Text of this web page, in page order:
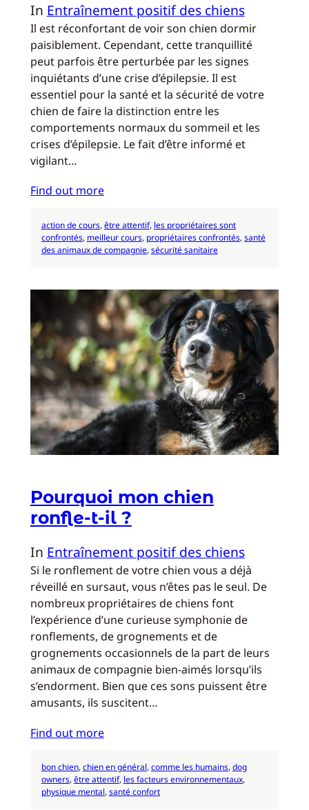
In Entraînement positif des chiens
Il est réconfortant de voir son chien dormir
paisiblement. Cependant, cette tranquillité
peut parfois être perturbée par les signes
inquiétants d’une crise d’épilepsie. Il est
essentiel pour la santé et la sécurité de votre
chien de faire la distinction entre les
comportements normaux du sommeil et les
crises d’épilepsie. Le fait d’être informé et
vigilant…
Find out more
action de cours, être attentif, les propriétaires sont
confrontés, meilleur cours, propriétaires confrontés, santé
des animaux de compagnie, sécurité sanitaire
Pourquoi mon chien
ronfle-t-il ?
In Entraînement positif des chiens
Si le ronflement de votre chien vous a déjà
réveillé en sursaut, vous n’êtes pas le seul. De
nombreux propriétaires de chiens font
l’expérience d’une curieuse symphonie de
ronflements, de grognements et de
grognements occasionnels de la part de leurs
animaux de compagnie bien-aimés lorsqu’ils
s’endorment. Bien que ces sons puissent être
amusants, ils suscitent…
Find out more
bon chien, chien en général, comme les humains, dog
owners, être attentif, les facteurs environnementaux
physique mental, santé confort